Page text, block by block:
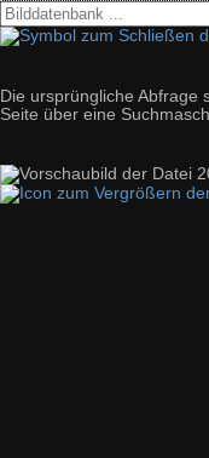
Die ursprüngliche Abfrage
Seite über eine